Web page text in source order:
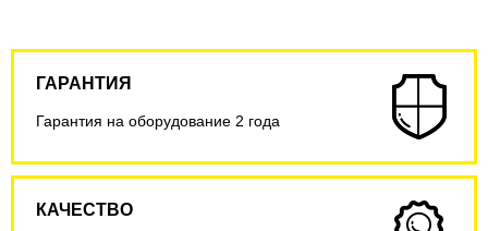
ГАРАНТИЯ
Гарантия на оборудование 2 года
КАЧЕСТВО